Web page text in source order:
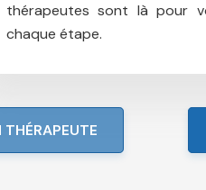
thérapeutes sont là pour
chaque étape.
THÉRAPEUTE